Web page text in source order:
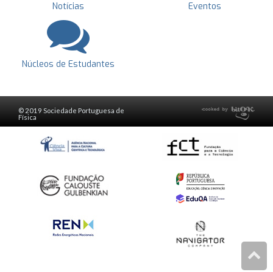
Notícias Eventos
Núcleos de Estudantes
© 2019 Sociedade Portuguesa de
Física